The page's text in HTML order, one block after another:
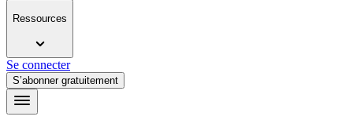
Ressources
Se connecter
S’abonner gratuitement